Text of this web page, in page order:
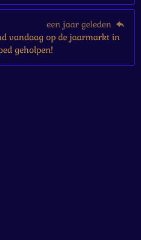
een jaar geleden
vandaag op de jaarmarkt in
geholpen!